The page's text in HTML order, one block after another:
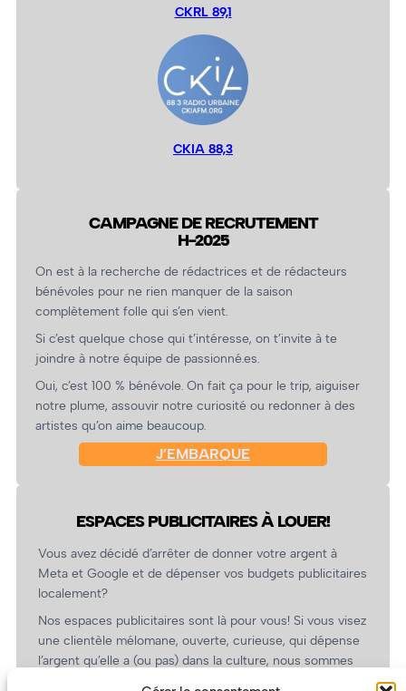
CKRL 89,1
CKIA 88,3
CAMPAGNE DE RECRUTEMENT
H-2025
On est à la recherche de rédactrices et de rédacteurs
bénévoles pour ne rien manquer de la saison
complètement folle qui s’en vient.
Si c’est quelque chose qui t’intéresse, on t’invite à te
joindre à notre équipe de passionné.es.
Oui, c’est 100 % bénévole. On fait ça pour le trip, aiguiser
notre plume, assouvir notre curiosité ou redonner à des
artistes qu’on aime beaucoup.
J’EMBARQUE
ESPACES PUBLICITAIRES À LOUER!
Vous avez décidé d’arrêter de donner votre argent à
Meta et Google et de dépenser vos budgets publicitaires
localement?
Nos espaces publicitaires sont là pour vous! Si vous visez
une clientèle mélomane, ouverte, curieuse, qui dépense
l’argent qu’elle a (ou pas) dans la culture, nous sommes